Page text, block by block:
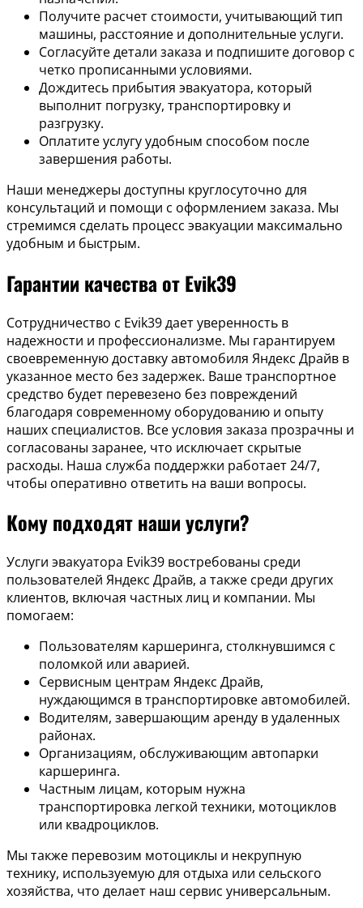
Получите расчет стоимости, учитывающий тип
машины, расстояние и дополнительные услуги.
Согласуйте детали заказа и подпишите договор с
четко прописанными условиями.
Дождитесь прибытия эвакуатора, который
выполнит погрузку, транспортировку и
разгрузку.
Оплатите услугу удобным способом после
завершения работы.
Наши менеджеры доступны круглосуточно для
консультаций и помощи с оформлением заказа. Мы
стремимся сделать процесс эвакуации максимально
удобным и быстрым.
Гарантии качества от Evik39
Сотрудничество с Evik39 дает уверенность в
надежности и профессионализме. Мы гарантируем
своевременную доставку автомобиля Яндекс Драйв в
указанное место без задержек. Ваше транспортное
средство будет перевезено без повреждений
благодаря современному оборудованию и опыту
наших специалистов. Все условия заказа прозрачны и
согласованы заранее, что исключает скрытые
расходы. Наша служба поддержки работает 24/7,
чтобы оперативно ответить на ваши вопросы.
Кому подходят наши услуги?
Услуги эвакуатора Evik39 востребованы среди
пользователей Яндекс Драйв, а также среди других
клиентов, включая частных лиц и компании. Мы
помогаем:
Пользователям каршеринга, столкнувшимся с
поломкой или аварией.
Сервисным центрам Яндекс Драйв,
нуждающимся в транспортировке автомобилей.
Водителям, завершающим аренду в удаленных
районах.
Организациям, обслуживающим автопарки
каршеринга.
Частным лицам, которым нужна
транспортировка легкой техники, мотоциклов
или квадроциклов.
Мы также перевозим мотоциклы и некрупную
технику, используемую для отдыха или сельского
хозяйства, что делает наш сервис универсальным.